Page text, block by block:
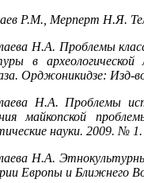
Р.М., Мерперт Н.Я.
Н.А. Проблемы
в
Орджоникидзе: Изд-
Н.А. Проблемы
майкопской
науки. 2009. № 1.
Н.А.
Европы и Ближнего